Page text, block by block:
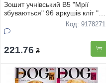
Зошит учнівський В5 "Мрії
збуваються" 96 аркушів кліт "
Код: 9178271
221.76 ₴